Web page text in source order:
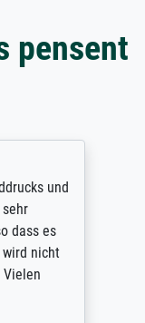
pensent
und
dass es
wird nicht